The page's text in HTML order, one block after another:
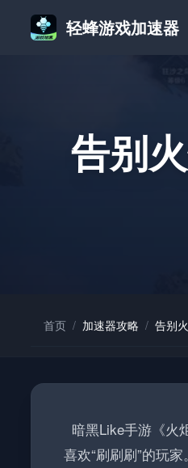
轻蜂游戏加速器
告别
首页 / 加速器攻略 / 告别
暗黑Like手游《火
喜欢“刷刷刷”的玩